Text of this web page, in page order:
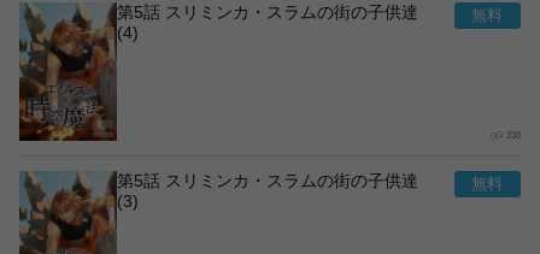
第5話 スリミンカ・スラムの街の子供達
(4)
238
第5話 スリミンカ・スラムの街の子供達
(3)